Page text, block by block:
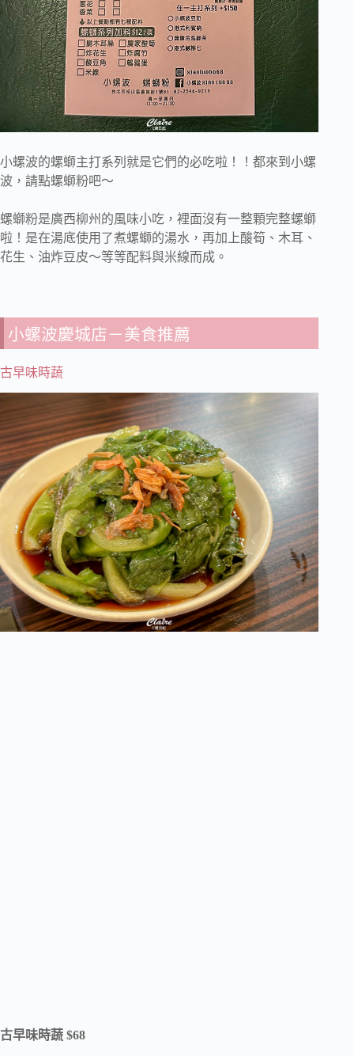
小螺波的螺螄主打系列就是它們的必吃啦！！都來到小螺
波，請點螺螄粉吧～
螺螄粉是廣西柳州的風味小吃，裡面沒有一整顆完整螺螄
啦！是在湯底使用了煮螺螄的湯水，再加上酸筍、木耳、
花生、油炸豆皮～等等配料與米線而成。
小螺波慶城店－美食推薦
古早味時蔬
古早味時蔬 $68